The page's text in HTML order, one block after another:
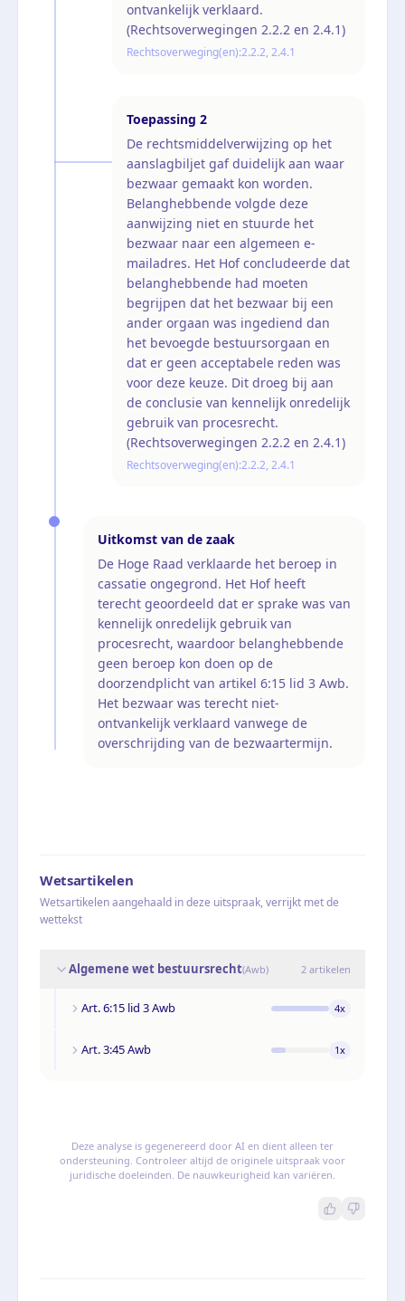
ontvankelijk verklaard.
(Rechtsoverwegingen 2.2.2 en 2.4.1)
Rechtsoverweging(en):2.2.2, 2.4.1
Toepassing 2
De rechtsmiddelverwijzing op het
aanslagbiljet gaf duidelijk aan waar
bezwaar gemaakt kon worden.
Belanghebbende volgde deze
aanwijzing niet en stuurde het
bezwaar naar een algemeen e-
mailadres. Het Hof concludeerde dat
belanghebbende had moeten
begrijpen dat het bezwaar bij een
ander orgaan was ingediend dan
het bevoegde bestuursorgaan en
dat er geen acceptabele reden was
voor deze keuze. Dit droeg bij aan
de conclusie van kennelijk onredelijk
gebruik van procesrecht.
(Rechtsoverwegingen 2.2.2 en 2.4.1)
Rechtsoverweging(en):2.2.2, 2.4.1
Uitkomst van de zaak
De Hoge Raad verklaarde het beroep in
cassatie ongegrond. Het Hof heeft
terecht geoordeeld dat er sprake was van
kennelijk onredelijk gebruik van
procesrecht, waardoor belanghebbende
geen beroep kon doen op de
doorzendplicht van artikel 6:15 lid 3 Awb.
Het bezwaar was terecht niet-
ontvankelijk verklaard vanwege de
overschrijding van de bezwaartermijn.
Wetsartikelen
Wetsartikelen aangehaald in deze uitspraak, verrijkt met de
wettekst
Algemene wet bestuursrecht(Awb) 2 artikelen
Art. 6:15 lid 3 Awb 4x
Art. 3:45 Awb 1x
Deze analyse is gegenereerd door AI en dient alleen ter
ondersteuning. Controleer altijd de originele uitspraak voor
juridische doeleinden. De nauwkeurigheid kan variëren.